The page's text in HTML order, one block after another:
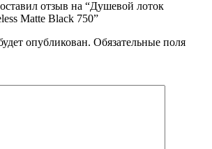
отзыв на “Душевой лоток
Matte Black 750”
опубликован. Обязательные поля